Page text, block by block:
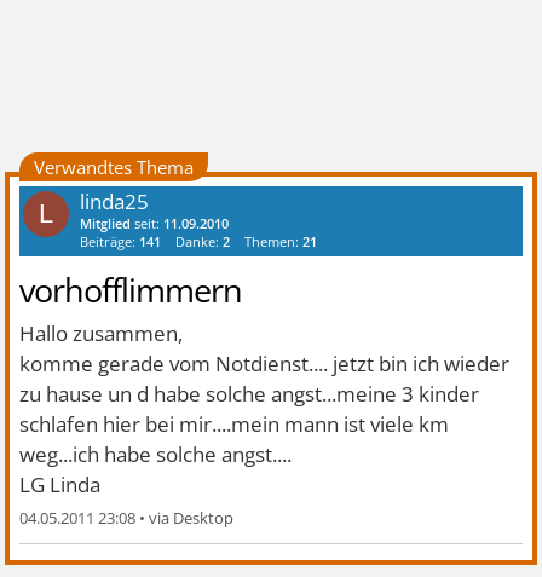
Verwandtes Thema
L linda25
Mitglied seit: 11.09.2010
Beiträge: 141 Danke:2 Themen:21
vorhofflimmern
Hallo zusammen,
komme gerade vom Notdienst.... jetzt bin ich wieder
zu hause un d habe solche angst...meine 3 kinder
schlafen hier bei mir....mein mann ist viele km
weg...ich habe solche angst....
LG Linda
04.05.2011 23:08 •